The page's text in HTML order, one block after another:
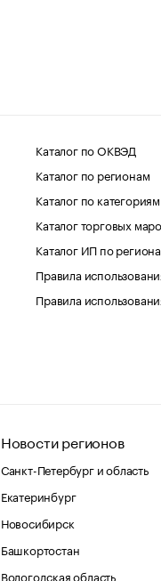
Каталог по ОКВЭД
Каталог по регионам
Каталог по категориям
Каталог торговых
Каталог ИП по
Правила
Правила
Новости регионов
Санкт-Петербург и область
Екатеринбург
Новосибирск
Башкортостан
Вологодская область